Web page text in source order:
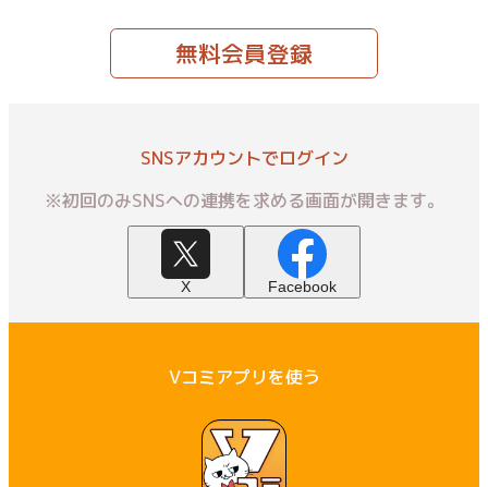
無料会員登録
SNSアカウントでログイン
※初回のみSNSへの連携を求める画面が開きます。
X Facebook
Vコミアプリを使う